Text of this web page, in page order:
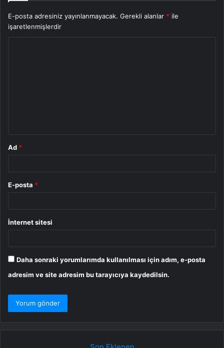
E-posta adresiniz yayınlanmayacak. Gerekli alanlar * ile
işaretlenmişlerdir
Ad *
E-posta *
İnternet sitesi
Daha sonraki yorumlarımda kullanılması için adım, e-posta
adresim ve site adresim bu tarayıcıya kaydedilsin.